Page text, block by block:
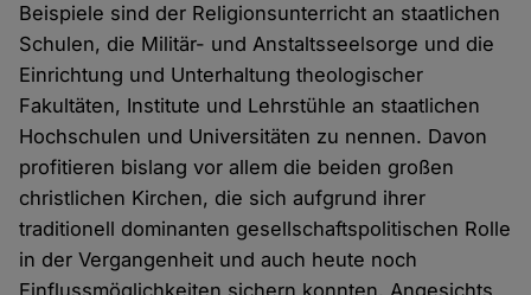
Beispiele sind der Religionsunterricht an staatlichen
Schulen, die Militär- und Anstaltsseelsorge und die
Einrichtung und Unterhaltung theologischer
Fakultäten, Institute und Lehrstühle an staatlichen
Hochschulen und Universitäten zu nennen. Davon
profitieren bislang vor allem die beiden großen
christlichen Kirchen, die sich aufgrund ihrer
traditionell dominanten gesellschaftspolitischen Rolle
in der Vergangenheit und auch heute noch